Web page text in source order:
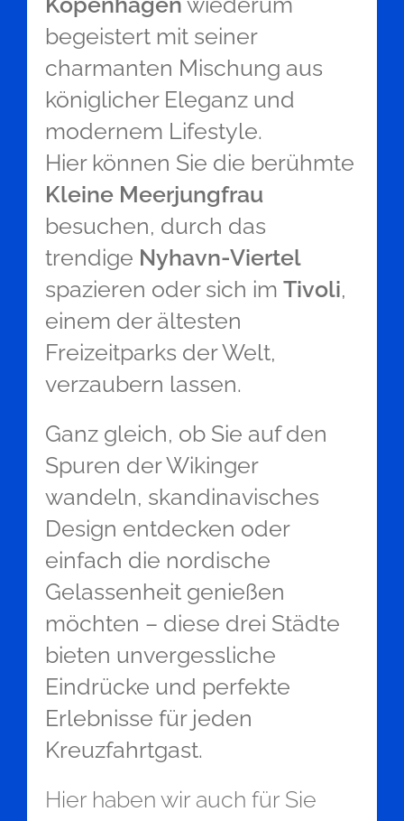
begeistert mit seiner
charmanten Mischung aus
königlicher Eleganz und
modernem Lifestyle.
Hier können Sie die berühmte
Kleine Meerjungfrau
besuchen, durch das
trendige Nyhavn-Viertel
spazieren oder sich im Tivoli,
einem der ältesten
Freizeitparks der Welt,
verzaubern lassen.
Ganz gleich, ob Sie auf den
Spuren der Wikinger
wandeln, skandinavisches
Design entdecken oder
einfach die nordische
Gelassenheit genießen
möchten – diese drei Städte
bieten unvergessliche
Eindrücke und perfekte
Erlebnisse für jeden
Kreuzfahrtgast.
Hier haben wir auch für Sie